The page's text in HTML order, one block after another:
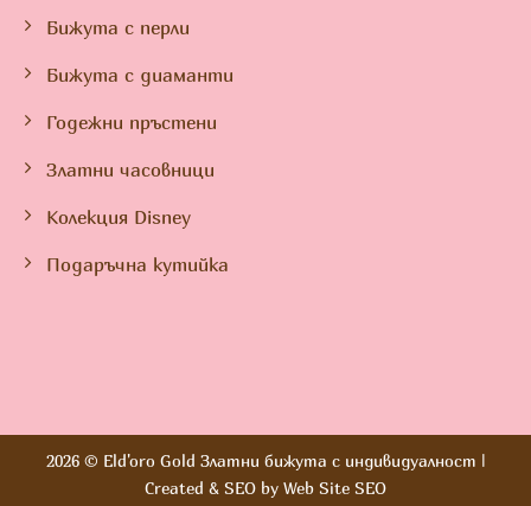
Бижута с перли
Бижута с диаманти
Годежни пръстени
Златни часовници
Колекция Disney
Подаръчна кутийка
2026 © Eld'oro Gold Златни бижута с индивидуалност |
Created & SEO by Web Site SEO